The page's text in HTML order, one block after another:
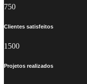
750
Clientes satisfeitos
1500
Projetos realizados